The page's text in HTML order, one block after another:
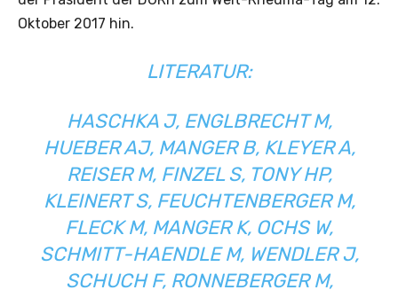
Oktober 2017 hin.
LITERATUR:
HASCHKA J, ENGLBRECHT M,
HUEBER AJ, MANGER B, KLEYER A,
REISER M, FINZEL S, TONY HP,
KLEINERT S, FEUCHTENBERGER M,
FLECK M, MANGER K, OCHS W,
SCHMITT-HAENDLE M, WENDLER J,
SCHUCH F, RONNEBERGER M,